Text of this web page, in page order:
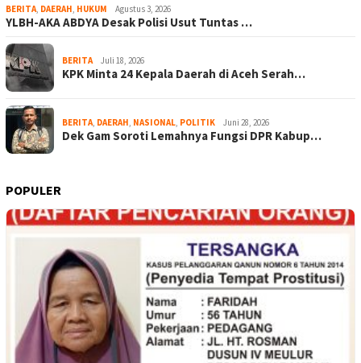
BERITA DAERAH HUKUM Agustus 3, 2026
YLBH-AKA ABDYA Desak Polisi Usut Tuntas …
BERITA Juli 18, 2026
KPK Minta 24 Kepala Daerah di Aceh Serah…
BERITA DAERAH NASIONAL POLITIK Juni 28, 2026
Dek Gam Soroti Lemahnya Fungsi DPR Kabup…
POPULER